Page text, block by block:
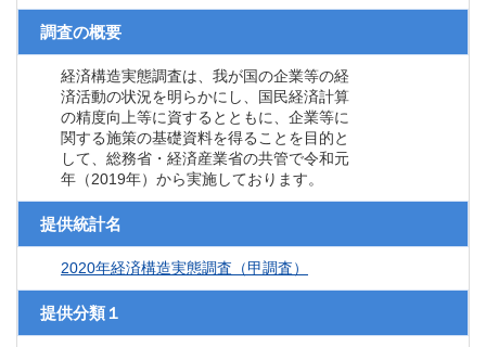
調査の概要
経済構造実態調査は、我が国の企業等の経
済活動の状況を明らかにし、国民経済計算
の精度向上等に資するとともに、企業等に
関する施策の基礎資料を得ることを目的と
して、総務省・経済産業省の共管で令和元
年（2019年）から実施しております。
提供統計名
2020年経済構造実態調査（甲調査）
提供分類１